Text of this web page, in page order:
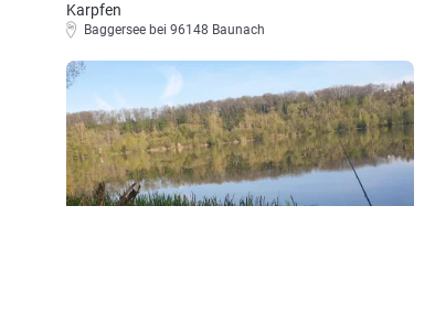
Karpfen
Baggersee bei 96148 Baunach